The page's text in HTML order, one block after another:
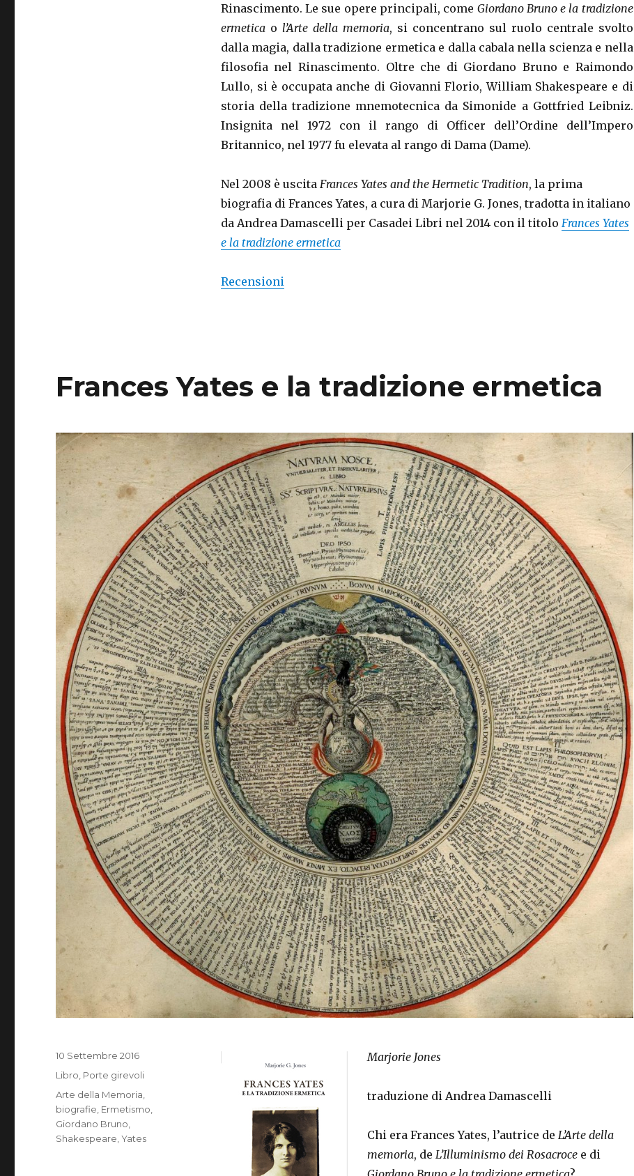
Rinascimento. Le sue opere principali, come Giordano Bruno e la tradizione
ermeticao l’Arte della memoria, si concentrano sul ruolo centrale svolto
dalla magia, dalla tradizione ermetica e dalla cabala nella scienza e nella
filosofia nel Rinascimento. Oltre che di Giordano Bruno e Raimondo
Lullo, si è occupata anche di Giovanni Florio, William Shakespeare e di
storia della tradizione mnemotecnica da Simonide a Gottfried Leibniz.
Insignita nel 1972 con il rango di Officer dell’Ordine dell’Impero
Britannico, nel 1977 fu elevata al rango di Dama (Dame).
Nel 2008 è uscita Frances Yates and the Hermetic Tradition, la prima
biografia di Frances Yates, a cura di Marjorie G. Jones, tradotta in italiano
da Andrea Damascelli per Casadei Libri nel 2014 con il titolo Frances Yates
e la tradizione ermetica
Recensioni
Frances Yates e la tradizione ermetica
Marjorie Jones
traduzione di Andrea Damascelli
Chi era Frances Yates, l’autrice de L’Arte della
memoria, de L’Illuminismo dei Rosacrocee di
Pubblicato
il
10 Settembre 2016
Categorie
Libro, Porte girevoli
Tag
Arte della Memoria,
biografie, Ermetismo,
Giordano Bruno,
Shakespeare,Yates